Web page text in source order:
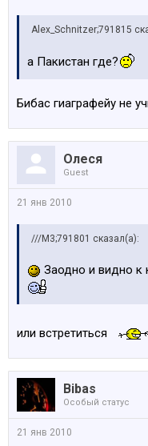
Alex_Schnitzer;791815
а Пакистан где?
Бибас гиаграфейу не
Олеся
Guest
21 янв 2010
///M3;791801 сказал(а):
Заодно и видно к
или встретиться
Bibas
Особый статус
21 янв 2010